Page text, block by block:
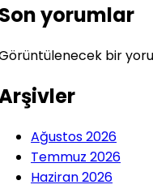
yorumlar
bir
Ağustos 2026
Temmuz 2026
Haziran 2026